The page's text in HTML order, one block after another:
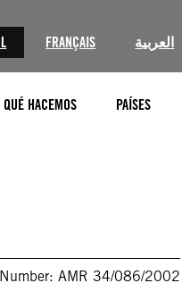
FRANÇAIS العربية
QUÉ HACEMOS PAÍSES
AMR 34/086/2002